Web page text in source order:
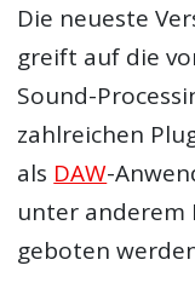
Die neueste
greift auf die
Sound-
zahlreichen
als DAW-
unter anderem
geboten